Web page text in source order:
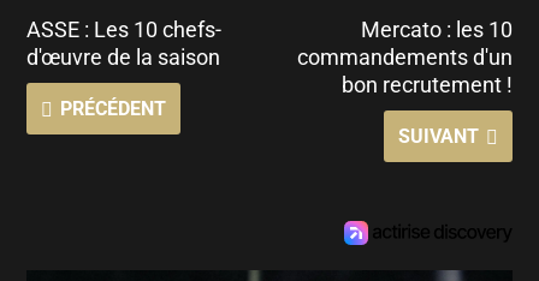
ASSE : Les 10 chefs-
d'œuvre de la saison
PRÉCÉDENT
Mercato : les 10
commandements d'un
bon recrutement !
SUIVANT